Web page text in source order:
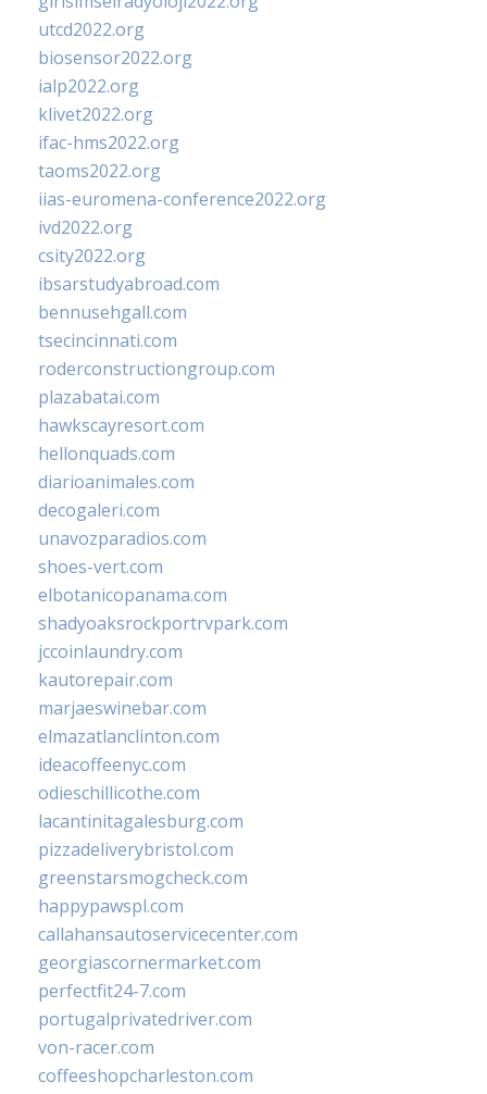
utcd2022.org
biosensor2022.org
ialp2022.org
klivet2022.org
ifac-hms2022.org
taoms2022.org
iias-euromena-conference2022.org
ivd2022.org
csity2022.org
ibsarstudyabroad.com
bennusehgall.com
tsecincinnati.com
roderconstructiongroup.com
plazabatai.com
hawkscayresort.com
hellonquads.com
diarioanimales.com
decogaleri.com
unavozparadios.com
shoes-vert.com
elbotanicopanama.com
shadyoaksrockportrvpark.com
jccoinlaundry.com
kautorepair.com
marjaeswinebar.com
elmazatlanclinton.com
ideacoffeenyc.com
odieschillicothe.com
lacantinitagalesburg.com
pizzadeliverybristol.com
greenstarsmogcheck.com
happypawspl.com
callahansautoservicecenter.com
georgiascornermarket.com
perfectfit24-7.com
portugalprivatedriver.com
von-racer.com
coffeeshopcharleston.com